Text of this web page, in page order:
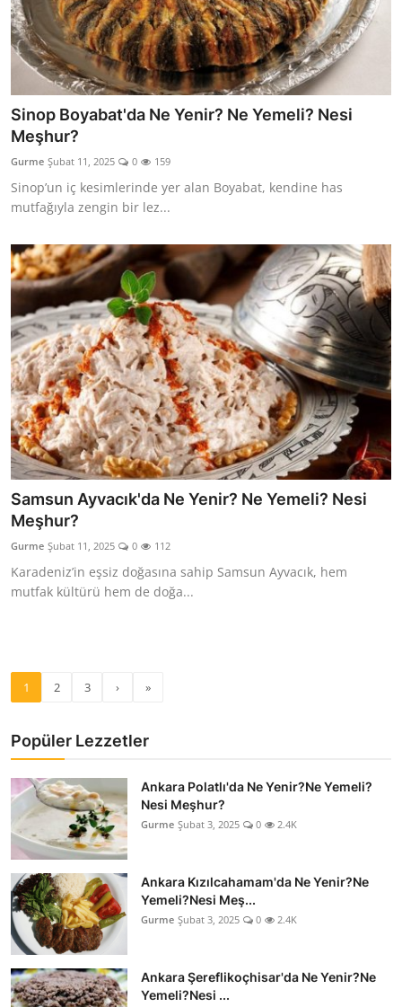
Sinop Boyabat'da Ne Yenir? Ne Yemeli? Nesi
Meşhur?
Gurme Şubat 11, 2025 0 159
Sinop’un iç kesimlerinde yer alan Boyabat, kendine has
mutfağıyla zengin bir lez...
Samsun Ayvacık'da Ne Yenir? Ne Yemeli? Nesi
Meşhur?
Gurme Şubat 11, 2025 0 112
Karadeniz’in eşsiz doğasına sahip Samsun Ayvacık, hem
mutfak kültürü hem de doğa...
1 2 3 › »
Popüler Lezzetler
Ankara Polatlı'da Ne Yenir?Ne Yemeli?
Nesi Meşhur?
Gurme Şubat 3, 2025 0 2.4K
Ankara Kızılcahamam'da Ne Yenir?Ne
Yemeli?Nesi Meş...
Gurme Şubat 3, 2025 0 2.4K
Ankara Şereflikoçhisar'da Ne Yenir?Ne
Yemeli?Nesi ...